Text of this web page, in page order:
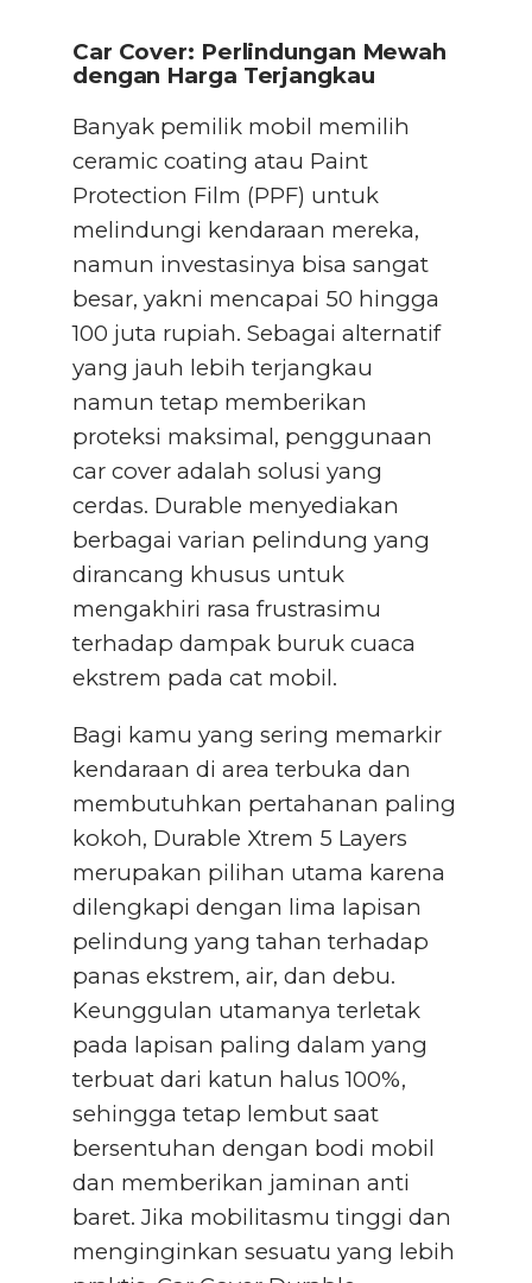
Car Cover: Perlindungan Mewah
dengan Harga Terjangkau
Banyak pemilik mobil memilih
ceramic coating atau Paint
Protection Film (PPF) untuk
melindungi kendaraan mereka,
namun investasinya bisa sangat
besar, yakni mencapai 50 hingga
100 juta rupiah. Sebagai alternatif
yang jauh lebih terjangkau
namun tetap memberikan
proteksi maksimal, penggunaan
car cover adalah solusi yang
cerdas. Durable menyediakan
berbagai varian pelindung yang
dirancang khusus untuk
mengakhiri rasa frustrasimu
terhadap dampak buruk cuaca
ekstrem pada cat mobil.
Bagi kamu yang sering memarkir
kendaraan di area terbuka dan
membutuhkan pertahanan paling
kokoh, Durable Xtrem 5 Layers
merupakan pilihan utama karena
dilengkapi dengan lima lapisan
pelindung yang tahan terhadap
panas ekstrem, air, dan debu.
Keunggulan utamanya terletak
pada lapisan paling dalam yang
terbuat dari katun halus 100%,
sehingga tetap lembut saat
bersentuhan dengan bodi mobil
dan memberikan jaminan anti
baret. Jika mobilitasmu tinggi dan
menginginkan sesuatu yang lebih